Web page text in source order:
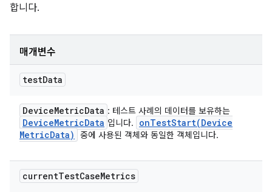
합니다.
매개변수
testData
DeviceMetricData : 테스트 사례의 데이터를 보유하는
DeviceMetricData 입니다. onTestStart(Device
MetricData) 중에 사용된 객체와 동일한 객체입니다.
currentTestCaseMetrics